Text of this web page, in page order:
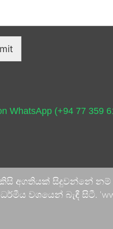
WhatsApp (+94 77 359
අගතියක් සිදුවන්නේ නම්
වශයෙන් බැඳී සිටී.